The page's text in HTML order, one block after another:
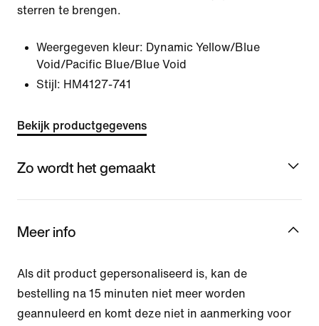
sterren te brengen.
Weergegeven kleur: Dynamic Yellow/Blue
Void/Pacific Blue/Blue Void
Stijl: HM4127-741
Bekijk productgegevens
Zo wordt het gemaakt
Meer info
Als dit product gepersonaliseerd is, kan de
bestelling na 15 minuten niet meer worden
geannuleerd en komt deze niet in aanmerking voor